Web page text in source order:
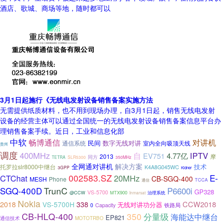
酒店、歌城、商场等地，随时都可以
3月1日起施行《无线电发射设备销售备案实施方法
无需提供纸质材料，也不用到现场办理，自3月1日起，销售无线电发射
设备的经营主体可以通过全国统一的无线电发射设备销售备案信息平台办
理销售备案手续。近日，工业和信息化部
贵州 中软畅博通信 通信系统 民间 数字无线对讲 室内全向吸顶天线 对讲机
调度 400MHz TETRA SLR5300 同方 2013 350MHz 自 EV751 4.77亿 IPTV 摩
托罗拉slr8000中继台 3GPP 全网通对讲机 解决方案 K4A8G045WC Kidner 技术
CTChat MESH Phone 002583.SZ20MHz 通信 CB-SGQ-400 TCCA E-
SGQ-400DTrunC @CCW VS-5700 MTX900 Inmarsat 治理系统 P6600i GP328
2018 Nokia VS-5700H 338 0 Capacity 无线对讲功分器 铁路局 CCW2018
通信技术 CB-HLQ-400 MOTOTRBO EP821 350 分量级 海能达中继台